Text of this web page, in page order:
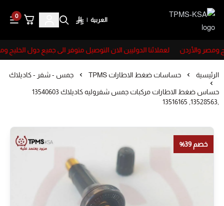
TPMS-KSA
العربية |
0
ومصر والأردن لعملائنا الدوليين الان التوصيل متوفر الى جميع دول الخليج
الرئيسية حساسات ضغط الاطارات TPMS جمس - شفر - كاديلاك
حساس ضغط الاطارات مركبات جمس شفروليه كاديلاك 13540603
خصم 39%